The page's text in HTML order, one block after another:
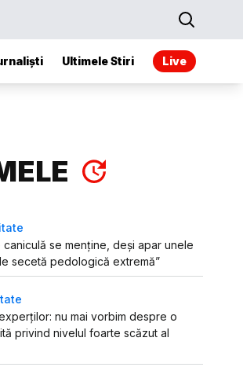
Ultimele Stiri Live
se menține, deși apar unele
secetă pedologică extremă”
nu mai vorbim despre o
privind nivelul foarte scăzut al